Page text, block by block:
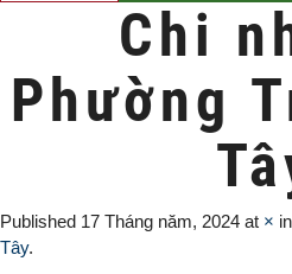
Chi
Phường
Published 17 Tháng năm, 2024 at × in
Tây.